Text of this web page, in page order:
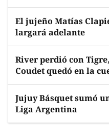
El jujeño Matías
largará adelante
River perdió con
Coudet quedó en la
Jujuy Básquet sumó
Liga Argentina